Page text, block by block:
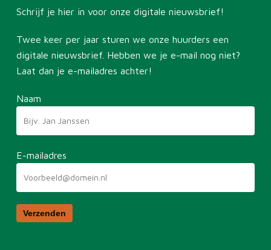
Schrijf je hier in voor onze digitale nieuwsbrief!
Twee keer per jaar sturen we onze huurders een
digitale nieuwsbrief. Hebben we je e-mail nog niet?
Laat dan je e-mailadres achter!
Naam
E-mailadres